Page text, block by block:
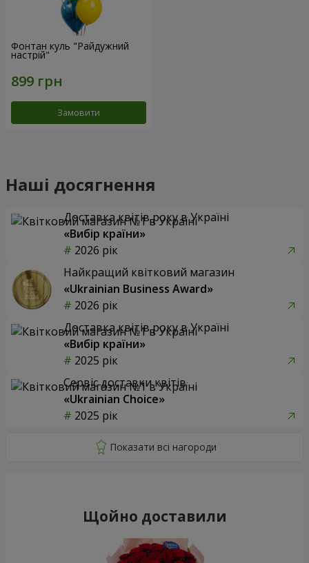
Фонтан куль "Райдужний
настрій"
Замовити
Наші досягнення
Доставка квітів року в Україні
«Вибір країни»
2026 рік
Найкращий квітковий магазин
«Ukrainian Business Award»
2026 рік
Доставка квітів року в Україні
«Вибір країни»
2025 рік
Сервіс доставки квітів
«Ukrainian Choice»
2025 рік
Щойно доставили